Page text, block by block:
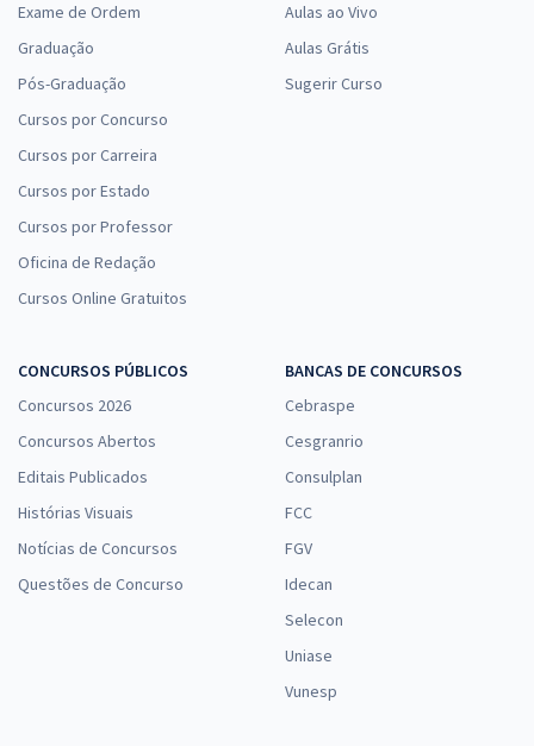
Exame de Ordem
Graduação
Pós-Graduação
Cursos por Concurso
Cursos por Carreira
Cursos por Estado
Cursos por Professor
Oficina de Redação
Cursos Online Gratuitos
Aulas ao Vivo
Aulas Grátis
Sugerir Curso
CONCURSOS PÚBLICOS
Concursos 2026
Concursos Abertos
Editais Publicados
Histórias Visuais
Notícias de Concursos
Questões de Concurso
BANCAS DE CONCURSOS
Cebraspe
Cesgranrio
Consulplan
FCC
FGV
Idecan
Selecon
Uniase
Vunesp